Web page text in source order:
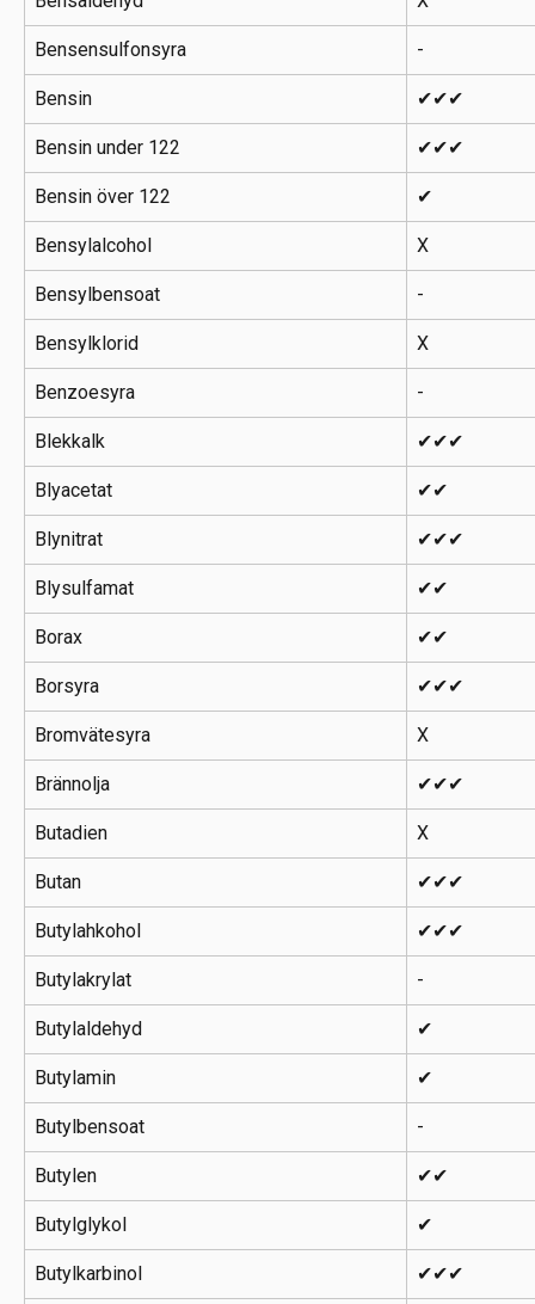
Bensensulfonsyra -
Bensin ✔✔✔
Bensin under 122 ✔✔✔
Bensin över 122 ✔
Bensylalcohol X
Bensylbensoat -
Bensylklorid X
Benzoesyra -
Blekkalk ✔✔✔
Blyacetat ✔✔
Blynitrat ✔✔✔
Blysulfamat ✔✔
Borax ✔✔
Borsyra ✔✔✔
Bromvätesyra X
Brännolja ✔✔✔
Butadien X
Butan ✔✔✔
Butylahkohol ✔✔✔
Butylakrylat -
Butylaldehyd ✔
Butylamin ✔
Butylbensoat -
Butylen ✔✔
Butylglykol ✔
Butylkarbinol ✔✔✔